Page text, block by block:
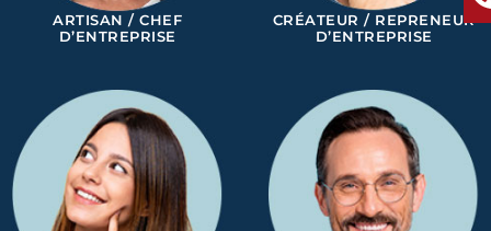
ARTISAN / CHEF
D’ENTREPRISE
CRÉATEUR / REPRENEUR
D’ENTREPRISE